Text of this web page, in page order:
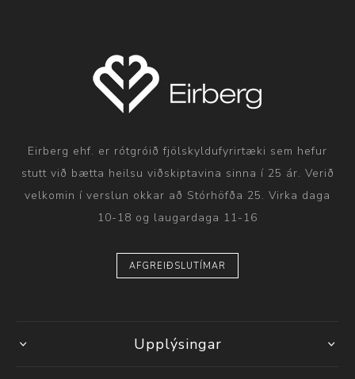
Eirberg ehf. er rótgróið fjölskyldufyrirtæki sem hefur
stutt við bætta heilsu viðskiptavina sinna í 25 ár. Verið
velkomin í verslun okkar að Stórhöfða 25. Virka daga
10-18 og laugardaga 11-16
AFGREIÐSLUTÍMAR
Upplýsingar